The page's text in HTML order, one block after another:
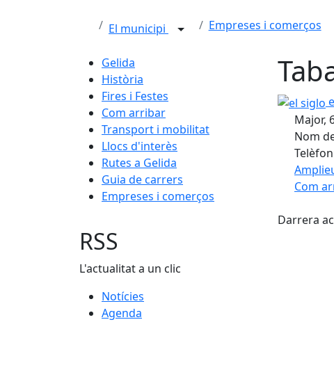
El municipi Empreses i comerços
Gelida
Història
Fires i Festes
Com arribar
Transport i mobilitat
Llocs d'interès
Rutes a Gelida
Guia de carrers
Empreses i comerços
el siglo
Major,
Nom
Com
Darrera
RSS
L'actualitat a un clic
Notícies
Agenda